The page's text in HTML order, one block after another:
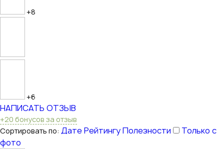
+8
+6
НАПИСАТЬ ОТЗЫВ
+20 бонусов за отзыв
Сортировать по: ДатеРейтингуПолезности
Только с
фото